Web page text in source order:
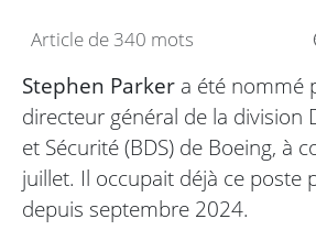
Article de 340 mots
Stephen Parker a été nommé
directeur général de la division
et Sécurité (BDS) de Boeing, à
juillet. Il occupait déjà ce poste
depuis septembre 2024.